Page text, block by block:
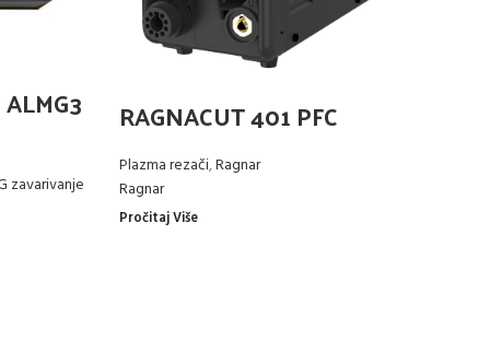
zavarivanje
RAGNACUT 401 PFC
Plazma rezači,Ragnar
Ragnar
Pročitaj Više